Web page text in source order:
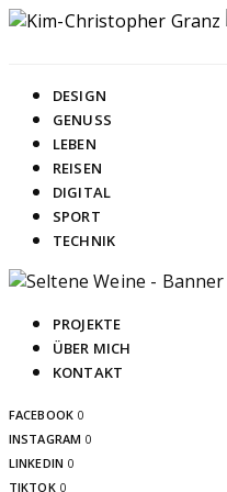
DESIGN
GENUSS
LEBEN
REISEN
DIGITAL
SPORT
TECHNIK
PROJEKTE
ÜBER MICH
KONTAKT
FACEBOOK 0
INSTAGRAM 0
LINKEDIN 0
TIKTOK 0